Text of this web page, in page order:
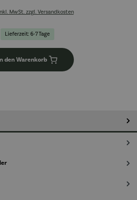
MwSt. zzgl. Versandkosten
Lieferzeit: 6-7 Tage
den Warenkorb